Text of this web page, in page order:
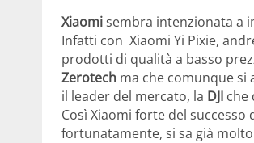
Xiaomisembra intenzionata a
Infatti con Xiaomi Yi Pixie,
prodotti di qualità a basso
Zerotech ma che comunque si
il leader del mercato, la DJI che
Così Xiaomi forte del successo
fortunatamente, si sa già